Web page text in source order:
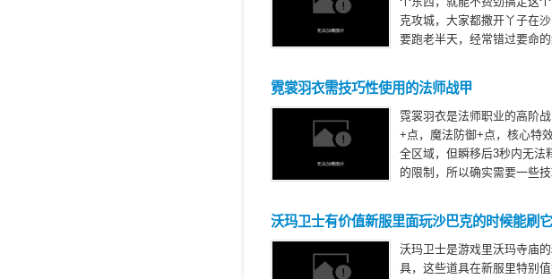
克攻城，大家都撒开丫子在
要跑老半天，经常错过要命
霓裳羽衣需技巧性使用的法师战甲
霓裳羽衣是法师职业的高阶
+点，魔法防御+点，核心特
全区域，但瞬移后3秒内无法
的限制，所以确实需要一些
沃玛卫士有价值新服里面玩沙巴克的时候能刷
沃玛卫士是游戏里沃玛寺庙
具，这些道具在新服里特别